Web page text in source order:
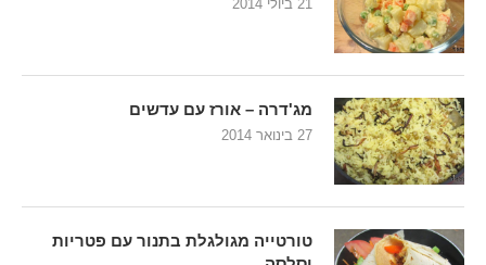
21 ביולי 2014
מג'דרה – אורז עם עדשים
27 בינואר 2014
טורטייה מגולגלת בתנור עם פטריות